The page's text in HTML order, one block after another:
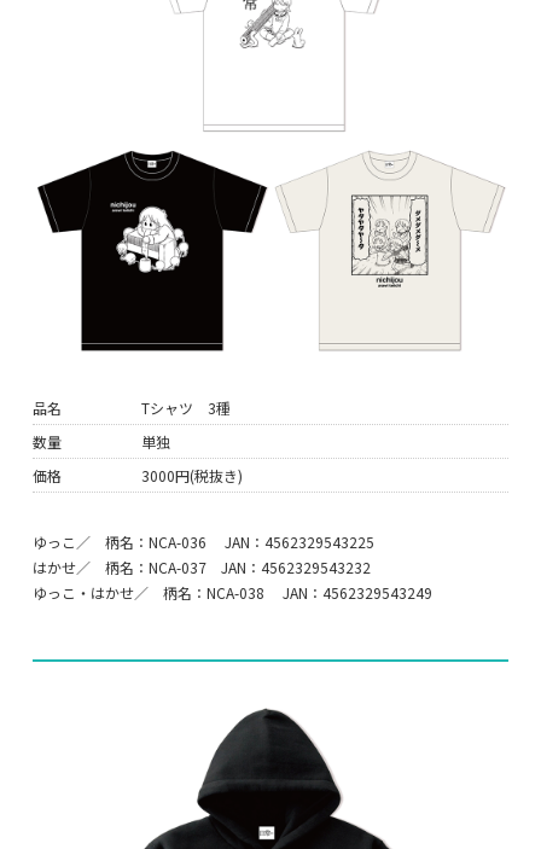
品名
Tシャツ 3種
数量
単独
価格
3000円(税抜き)
ゆっこ／ 柄名：NCA-036 JAN：4562329543225
はかせ／ 柄名：NCA-037 JAN：4562329543232
ゆっこ・はかせ／ 柄名：NCA-038 JAN：4562329543249